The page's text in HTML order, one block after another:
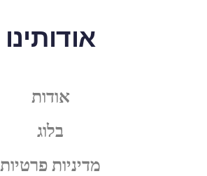
אודותינו
אודות
בלוג
מדיניות פרטיות